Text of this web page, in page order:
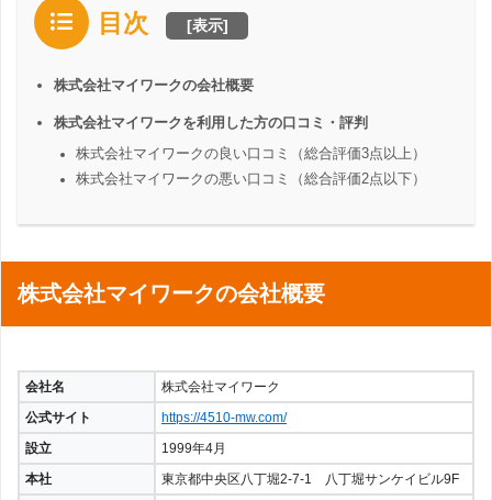
目次 [表示]
株式会社マイワークの会社概要
株式会社マイワークを利用した方の口コミ・評判
株式会社マイワークの良い口コミ（総合評価3点以上）
株式会社マイワークの悪い口コミ（総合評価2点以下）
株式会社マイワークの会社概要
会社名
株式会社マイワーク
公式サイト
https://4510-mw.com/
設立
1999年4月
本社
東京都中央区八丁堀2-7-1 八丁堀サンケイビル9F